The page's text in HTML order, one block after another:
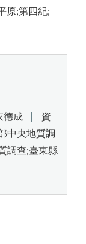
原;第四紀;
德成
資
中央地質調
調查;臺東縣